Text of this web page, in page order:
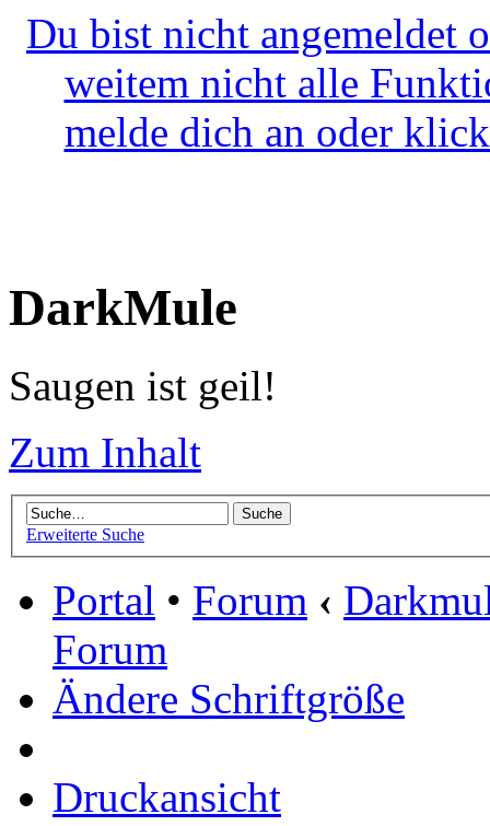
Du bist nicht angemeldet
weitem nicht alle
melde dich an oder
DarkMule
Saugen ist geil!
Zum Inhalt
Erweiterte Suche
Portal • Forum ‹
Forum
Ändere Schriftgröße
Druckansicht